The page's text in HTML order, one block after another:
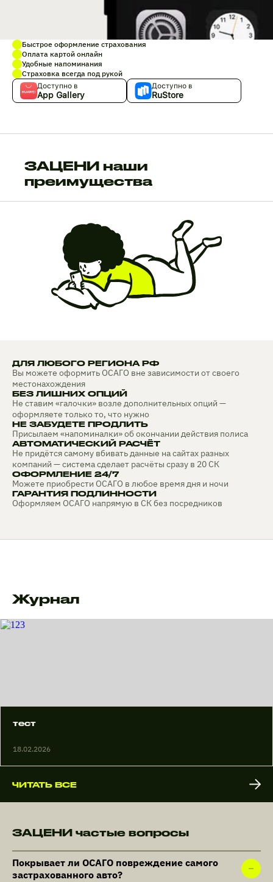
Быстрое оформление страхования
Оплата картой онлайн
Удобные напоминания
Страховка всегда под рукой
Доступно в
App Gallery
Доступно в
RuStore
ЗАЦЕНИ наши
преимущества
ДЛЯ ЛЮБОГО РЕГИОНА РФ
Вы можете оформить ОСАГО вне зависимости от своего
местонахождения
БЕЗ ЛИШНИХ ОПЦИЙ
Не ставим «галочки» возле дополнительных опций —
оформляете только то, что нужно
НЕ ЗАБУДЕТЕ ПРОДЛИТЬ
Присылаем «напоминалки» об окончании действия полиса
АВТОМАТИЧЕСКИЙ РАСЧЁТ
Не придётся самому вбивать данные на сайтах разных
компаний — система сделает расчёты сразу в 20 СК
ОФОРМЛЕНИЕ 24/7
Можете приобрести ОСАГО в любое время дня и ночи
ГАРАНТИЯ ПОДЛИННОСТИ
Оформляем ОСАГО напрямую в СК без посредников
Журнал
тест
18.02.2026
ЧИТАТЬ ВСЕ
ЗАЦЕНИ частые вопросы
Покрывает ли ОСАГО повреждение самого
застрахованного авто?